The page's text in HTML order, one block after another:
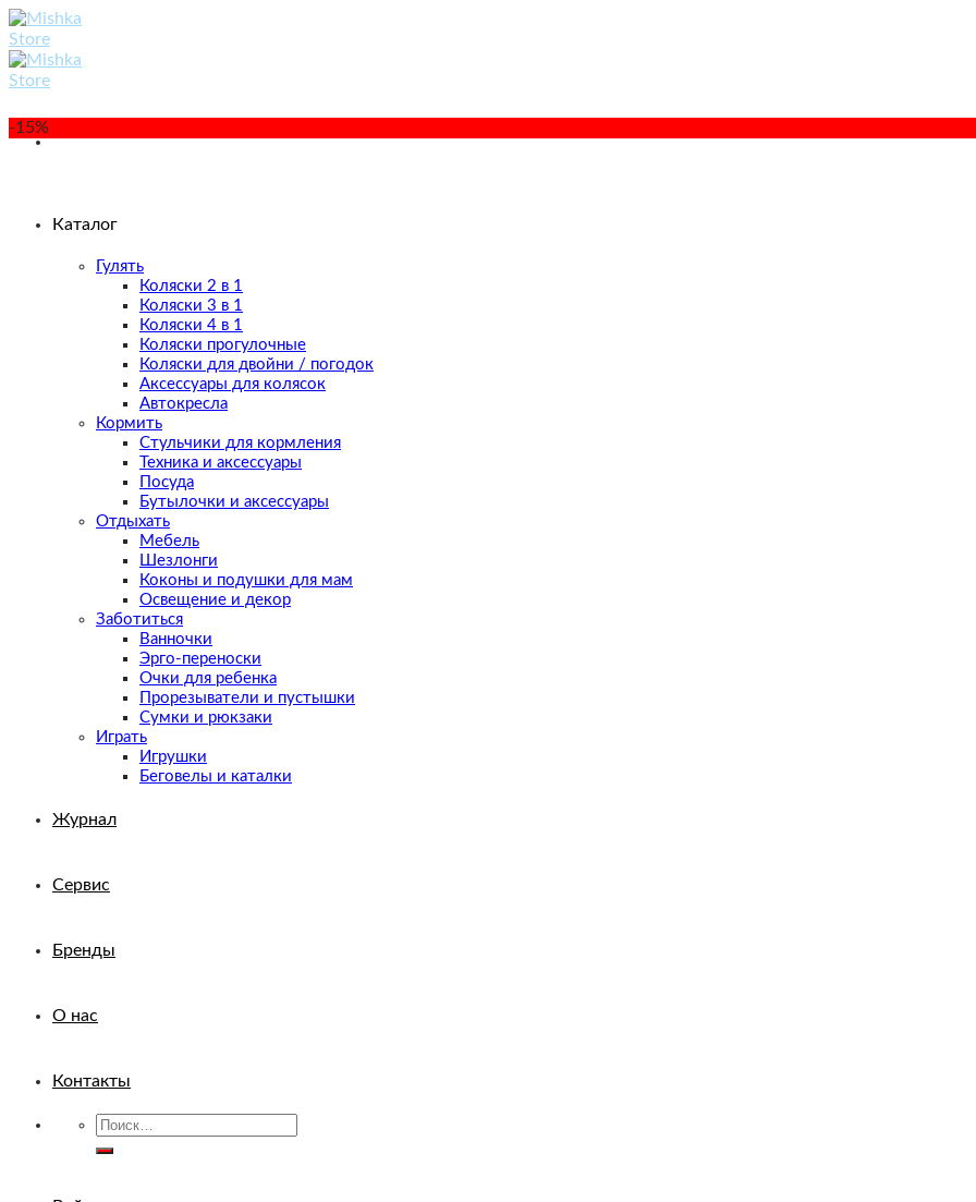
Skip
to
content
Каталог
Гулять
Коляски 2 в 1
Коляски 3 в 1
Коляски 4 в 1
Коляски прогулочные
Коляски для двойни / погодок
Аксессуары для колясок
Автокресла
Кормить
Стульчики для кормления
Техника и аксессуары
Посуда
Бутылочки и аксессуары
Отдыхать
Мебель
Шезлонги
Коконы и подушки для мам
Освещение и декор
Заботиться
Ванночки
Эрго-переноски
Очки для ребенка
Прорезыватели и пустышки
Сумки и рюкзаки
Играть
Игрушки
Беговелы и каталки
Журнал
Сервис
Бренды
О нас
Контакты
Искать:
-15%